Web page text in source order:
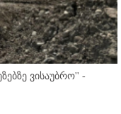
ვისაუბრო'' -